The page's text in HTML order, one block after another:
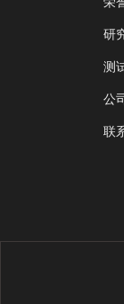
研
测
公
联